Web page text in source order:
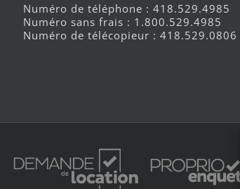
Numéro de téléphone : 418.529.4985
Numéro sans frais : 1.800.529.4985
Numéro de télécopieur : 418.529.0806